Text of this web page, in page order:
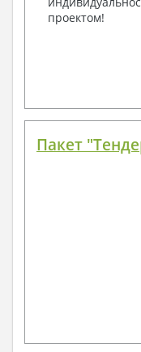
проектом!
Пакет